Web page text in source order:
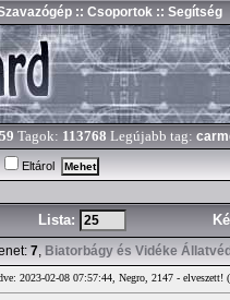
:: Csoportok :: Segítség
Tagok: 113768 Legújabb tag:
Eltárol
Lista:
7, Biatorbágy és Vidéke
2023-02-08 07:57:44, Negro, 2147 - elveszett!